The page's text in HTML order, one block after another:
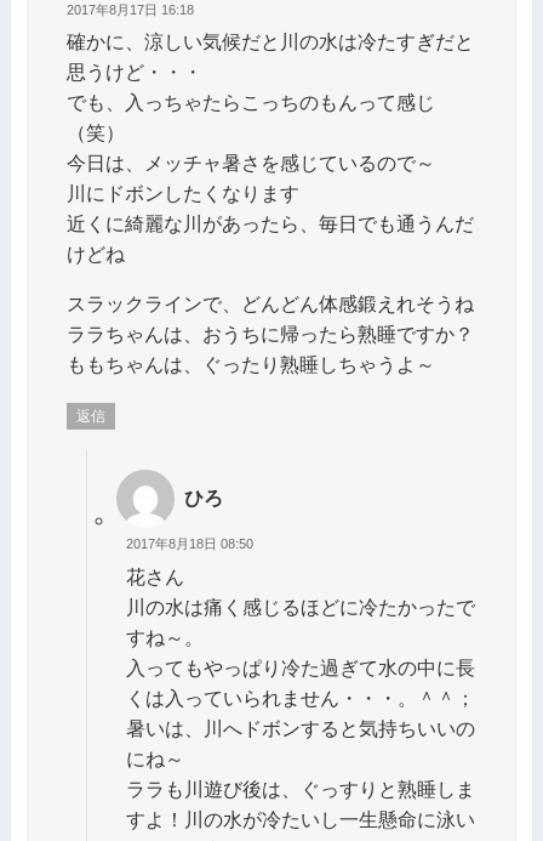
2017年8月17日 16:18
確かに、涼しい気候だと川の水は冷たすぎだと
思うけど・・・
でも、入っちゃたらこっちのもんって感じ
（笑）
今日は、メッチャ暑さを感じているので～
川にドボンしたくなります
近くに綺麗な川があったら、毎日でも通うんだ
けどね
スラックラインで、どんどん体感鍛えれそうね
ララちゃんは、おうちに帰ったら熟睡ですか？
ももちゃんは、ぐったり熟睡しちゃうよ～
返信
ひろ
2017年8月18日 08:50
花さん
川の水は痛く感じるほどに冷たかったで
すね～。
入ってもやっぱり冷た過ぎて水の中に長
くは入っていられません・・・。＾＾；
暑いは、川へドボンすると気持ちいいの
にね～
ララも川遊び後は、ぐっすりと熟睡しま
すよ！川の水が冷たいし一生懸命に泳い